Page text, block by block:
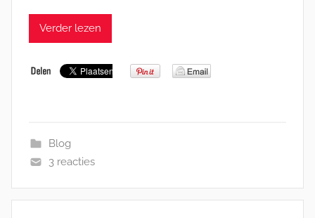
Verder lezen
Blog
3 reacties